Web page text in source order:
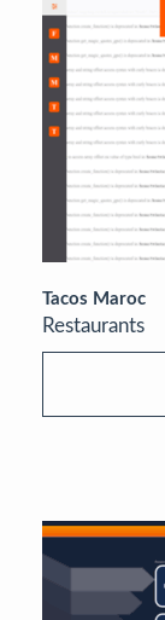
Tacos Maroc
Restaurants